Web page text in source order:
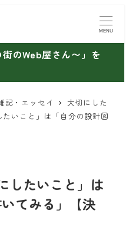
MENU
のWeb屋さん〜」を
記・エッセイ
大切にした
たいこと」は「自分の設計図
したいこと」は
てみる」【決